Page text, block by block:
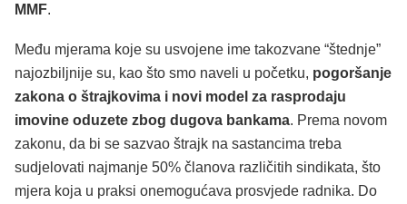
MMF.
Među mjerama koje su usvojene ime takozvane “štednje”
najozbiljnije su, kao što smo naveli u početku, pogoršanje
zakona o štrajkovima i novi model za rasprodaju
imovine oduzete zbog dugova bankama. Prema novom
zakonu, da bi se sazvao štrajk na sastancima treba
sudjelovati najmanje 50% članova različitih sindikata, što
mjera koja u praksi onemogućava prosvjede radnika. Do